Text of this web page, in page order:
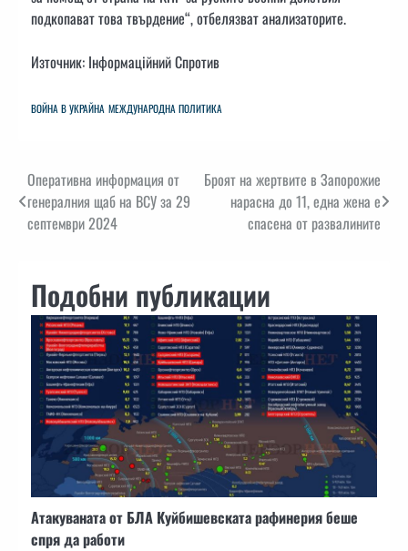
подкопават това твърдение“, отбелязват анализаторите.
Източник: Інформаційний Спротив
ВОЙНА В УКРАЙНА МЕЖДУНАРОДНА ПОЛИТИКА
Навигация
Оперативна информация от
генералния щаб на ВСУ за 29
септември 2024
Броят на жертвите в Запорожие
нарасна до 11, една жена е
спасена от развалините
Подобни публикации
Атакуваната от БЛА Куйбишевската рафинерия беше
спря да работи